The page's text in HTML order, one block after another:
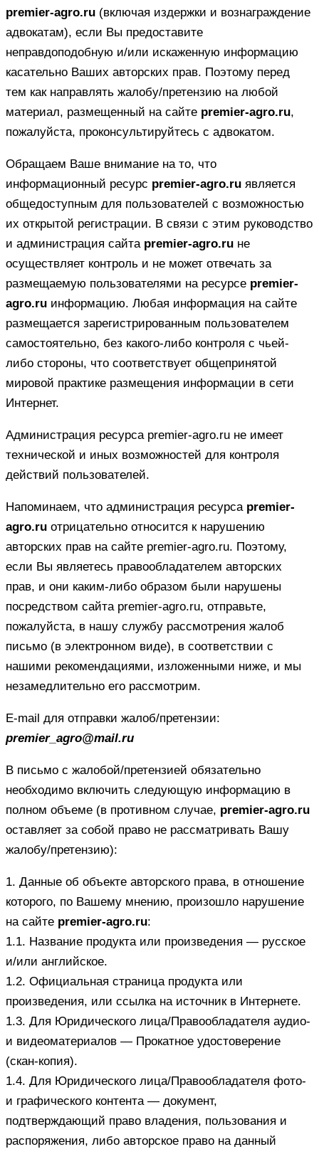
premier-agro.ru (включая издержки и вознаграждение
адвокатам), если Вы предоставите
неправдоподобную и/или искаженную информацию
касательно Ваших авторских прав. Поэтому перед
тем как направлять жалобу/претензию на любой
материал, размещенный на сайте premier-agro.ru,
пожалуйста, проконсультируйтесь с адвокатом.
Обращаем Ваше внимание на то, что
информационный ресурс premier-agro.ru является
общедоступным для пользователей с возможностью
их открытой регистрации. В связи с этим руководство
и администрация сайта premier-agro.ru не
осуществляет контроль и не может отвечать за
размещаемую пользователями на ресурсе premier-
agro.ru информацию. Любая информация на сайте
размещается зарегистрированным пользователем
самостоятельно, без какого-либо контроля с чьей-
либо стороны, что соответствует общепринятой
мировой практике размещения информации в сети
Интернет.
Администрация ресурса premier-agro.ru не имеет
технической и иных возможностей для контроля
действий пользователей.
Напоминаем, что администрация ресурса premier-
agro.ru отрицательно относится к нарушению
авторских прав на сайте premier-agro.ru. Поэтому,
если Вы являетесь правообладателем авторских
прав, и они каким-либо образом были нарушены
посредством сайта premier-agro.ru, отправьте,
пожалуйста, в нашу службу рассмотрения жалоб
письмо (в электронном виде), в соответствии с
нашими рекомендациями, изложенными ниже, и мы
незамедлительно его рассмотрим.
E-mail для отправки жалоб/претензии:
premier_agro@mail.ru
В письмо с жалобой/претензией обязательно
необходимо включить следующую информацию в
полном объеме (в противном случае, premier-agro.ru
оставляет за собой право не рассматривать Вашу
жалобу/претензию):
1. Данные об объекте авторского права, в отношение
которого, по Вашему мнению, произошло нарушение
на сайте premier-agro.ru:
1.1. Название продукта или произведения — русское
и/или английское.
1.2. Официальная страница продукта или
произведения, или ссылка на источник в Интернете.
1.3. Для Юридического лица/Правообладателя аудио-
и видеоматериалов — Прокатное удостоверение
(скан-копия).
1.4. Для Юридического лица/Правообладателя фото-
и графического контента — документ,
подтверждающий право владения, пользования и
распоряжения, либо авторское право на данный